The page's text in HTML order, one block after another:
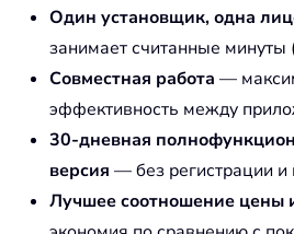
Один установщик, одна
занимает считанные минуты
Совместная работа —
эффективность между
30-дневная
версия — без регистрации и
Лучшее соотношение цены